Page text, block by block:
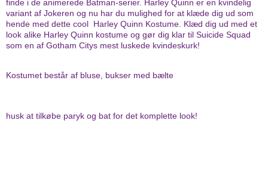
finde i de animerede Batman-serier. Harley Quinn er en kvindelig
variant af Jokeren og nu har du mulighed for at klæde dig ud som
hende med dette cool Harley Quinn Kostume. Klæd dig ud med et
look alike Harley Quinn kostume og gør dig klar til Suicide Squad
som en af Gotham Citys mest luskede kvindeskurk!
Kostumet består af bluse, bukser med bælte
husk at tilkøbe paryk og bat for det komplette look!